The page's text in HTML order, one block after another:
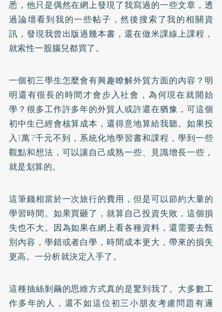
悉，他只是偶然在網上發現了我寫過的一些文章，透
過論壇看到我的一些帖子，然後搜索了我的相關資
訊，發現我曾出版過幾本書，還在做米課線上課程，
就索性一股腦兒都買了。
一個初三學生怎麼會有興趣瞭解外貿方面的內容？明
明還有很長的時間才會步入社會，為何現在就開始
學？很多工作許多年的外貿人或許還在猶豫，可這個
初中生已經會核算成本，還得意地算給我聽。如果投
入1萬7千元不到，系統化地學習書和課程，學到一些
觀點和想法，可以讓自己成熟一些、見識增長一些，
就是划算的。
這筆錢相當於一次旅行的費用，但是可以節約大量的
學習時間。如果買砸了，就算自己投資失敗，這個損
失也不大。因為如果在網上看各種資料，還需要去甄
別內容，學錯或者白學，時間成本更大，帶來的損失
更高。一分析就決定入手了。
這種抽絲剝繭的思維方式真的是驚到我了。大多數工
作多年的人，還不如這位初三小朋友考慮問題有邏